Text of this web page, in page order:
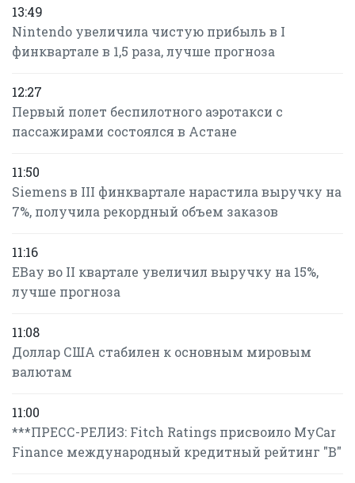
13:49
Nintendo увеличила чистую прибыль в I
финквартале в 1,5 раза, лучше прогноза
12:27
Первый полет беспилотного аэротакси с
пассажирами состоялся в Астане
11:50
Siemens в III финквартале нарастила выручку на
7%, получила рекордный объем заказов
11:16
EBay во II квартале увеличил выручку на 15%,
лучше прогноза
11:08
Доллар США стабилен к основным мировым
валютам
11:00
***ПРЕСС-РЕЛИЗ: Fitch Ratings присвоило MyCar
Finance международный кредитный рейтинг "B"